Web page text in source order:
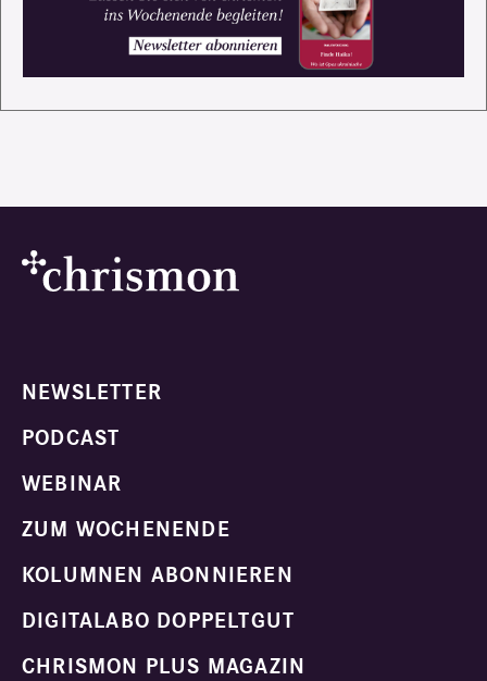
NEWSLETTER
PODCAST
WEBINAR
ZUM WOCHENENDE
KOLUMNEN ABONNIEREN
DIGITALABO DOPPELTGUT
CHRISMON PLUS MAGAZIN